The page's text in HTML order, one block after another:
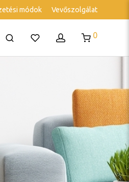
módok Vevőszolgálat
0